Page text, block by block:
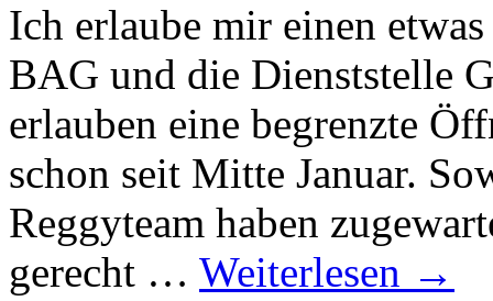
Ich erlaube mir einen
BAG und die Dienststelle
erlauben eine begrenzte
schon seit Mitte Januar.
Reggyteam haben
gerecht … Weiterlesen →